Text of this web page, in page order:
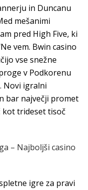
in Duncanu
mešanimi
pred High Five, ki
vem. Bwin casino
vse snežne
v Podkorenu
Novi igralni
bar največji promet
kot trideset tisoč
– Najboljši casino
igre za pravi